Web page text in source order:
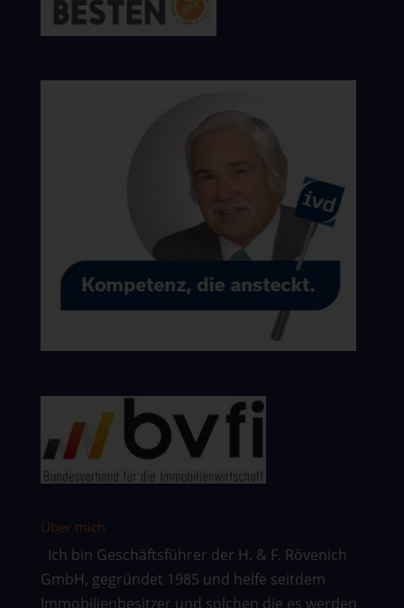
Über mich
Ich bin Geschäftsführer der H. & F. Rövenich
GmbH, gegründet 1985 und helfe seitdem
Immobilienbesitzer und solchen die es werden